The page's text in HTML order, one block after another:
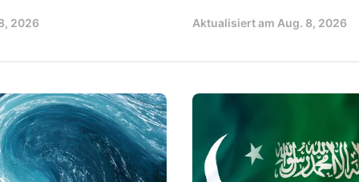
2026 Aktualisiert am Aug. 8, 2026